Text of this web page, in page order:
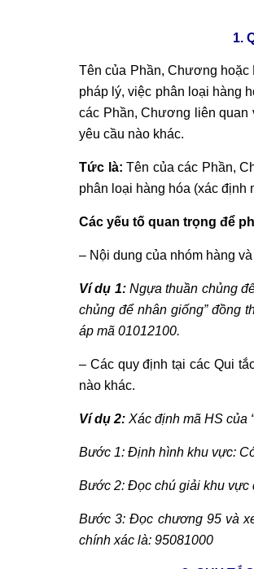
1.
Tên của Phần, Chương
pháp lý, việc phân loại hàng
các Phần, Chương liên quan
yêu cầu nào khác.
Tức là:Tên của các Phần,
phân loại hàng hóa (xác định
Các yếu tố quan trọng để
– Nội dung của nhóm hàng
Ví dụ 1:Ngựa thuần chủng
chủng để nhân giống” đồng
áp mã 01012100.
– Các quy định tại các Qui
nào khác.
Ví dụ 2: Xác định mã HS của
Bước 1: Định hình khu vực:
Bước 2: Đọc chú giải khu vực
Bước 3: Đọc chương 95 và
chính xác là: 95081000